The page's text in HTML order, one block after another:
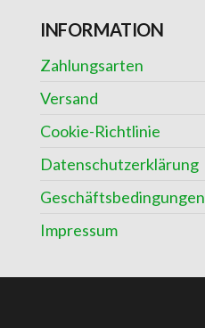
INFORMATION
Zahlungsarten
Versand
Cookie-Richtlinie
Datenschutzerklärung
Geschäftsbedingungen
Impressum